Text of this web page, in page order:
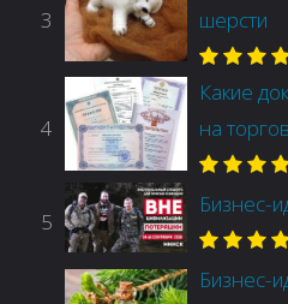
3
шерсти
4
Какие
на
5
Бизнес-
Бизнес-